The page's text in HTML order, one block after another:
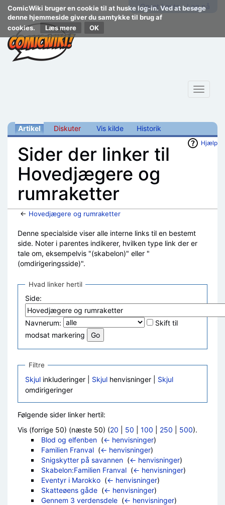
ComicWiki bruger en cookie til at huske log-in. Ved at besøge
denne hjemmeside giver du samtykke til brug af
cookies.
Læs mere
Opret konto Log på
Toggle
Artikel Diskuter Vis kilde Historik
Hjælp
Sider der linker til
Hovedjægere og
rumraketter
← Hovedjægere og rumraketter
Denne specialside viser alle interne links til en bestemt
side. Noter i parentes indikerer, hvilken type link der er
tale om, eksempelvis "(skabelon)" eller "
(omdirigeringsside)".
Hvad linker hertil
Side:
Navnerum:
Skift til
modsat markering
Filtre
Skjul inkluderinger | Skjul henvisninger | Skjul
omdirigeringer
Følgende sider linker hertil:
Vis (forrige 50) (næste 50) (20 50 100 250 500).
Blod og elfenben‎ (← henvisninger)
Familien Franval‎ (← henvisninger)
Snigskytter på savannen‎ (← henvisninger)
Skabelon:Familien Franval‎ (← henvisninger)
Eventyr i Marokko‎ (← henvisninger)
Skatteøens gåde‎ (← henvisninger)
Gennem 3 verdensdele‎ (← henvisninger)